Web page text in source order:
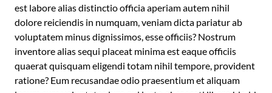
est labore alias distinctio officia aperiam autem nihil
dolore reiciendis in numquam, veniam dicta pariatur ab
voluptatem minus dignissimos, esse officiis? Nostrum
inventore alias sequi placeat minima est eaque officiis
quaerat quisquam eligendi totam nihil tempore, provident
ratione? Eum recusandae odio praesentium et aliquam